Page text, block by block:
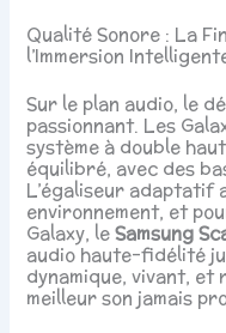
Qualité Sonore : La
l’Immersion
Sur le plan audio, le
passionnant. Les
système à double
équilibré, avec des
L’égaliseur adaptatif
environnement, et
Galaxy, leSamsung
audio haute-fidélité
dynamique, vivant, et
meilleur son jamais